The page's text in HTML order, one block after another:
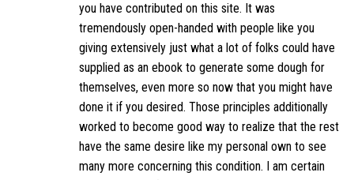
you have contributed on this site. It was
tremendously open-handed with people like you
giving extensively just what a lot of folks could have
supplied as an ebook to generate some dough for
themselves, even more so now that you might have
done it if you desired. Those principles additionally
worked to become good way to realize that the rest
have the same desire like my personal own to see
many more concerning this condition. I am certain